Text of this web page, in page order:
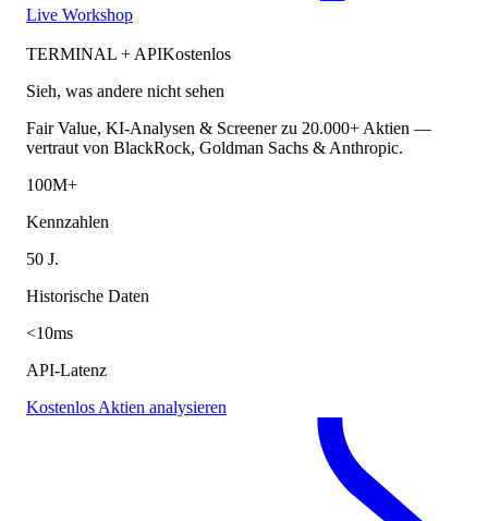
Live Workshop
TERMINAL + APIKostenlos
Sieh, was andere nicht sehen
Fair Value, KI-Analysen & Screener zu 20.000+ Aktien —
vertraut von BlackRock, Goldman Sachs & Anthropic.
100M+
Kennzahlen
50 J.
Historische Daten
<10ms
API-Latenz
Kostenlos Aktien analysieren